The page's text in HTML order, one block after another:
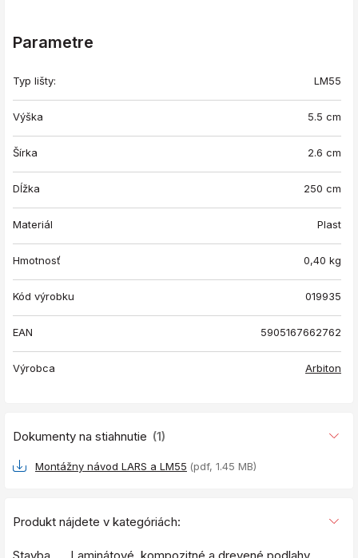
Parametre
Typ lišty: LM55
Výška 5.5 cm
Šírka 2.6 cm
Dĺžka 250 cm
Materiál Plast
Hmotnosť 0,40 kg
Kód výrobku 019935
EAN 5905167662762
Výrobca Arbiton
Dokumenty na stiahnutie (1)
Montážny návod LARS a LM55 (pdf, 1.45 MB)
Produkt nájdete v kategóriách: